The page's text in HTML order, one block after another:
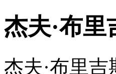
杰夫·布里
杰夫·布里吉